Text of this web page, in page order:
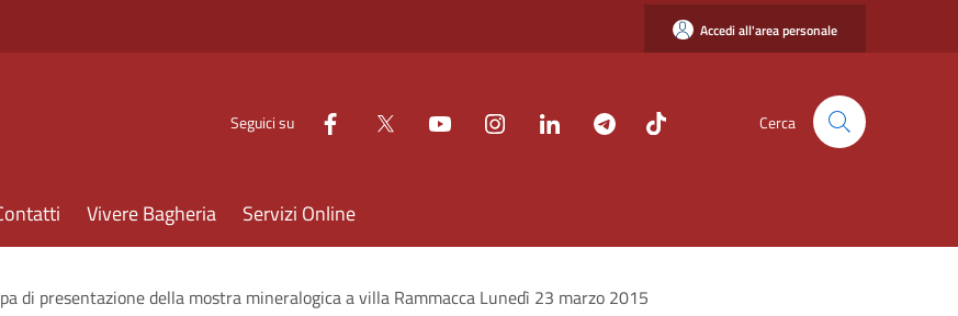
Accedi all'area personale
Seguici su Cerca
Vivere Bagheria Servizi Online
di presentazione della mostra mineralogica a villa Rammacca Lunedì 23 marzo 2015